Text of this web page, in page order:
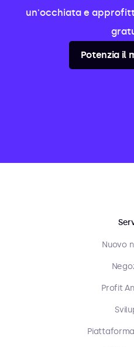
un'occhiata e
Potenzia il
Nuovo
Profit